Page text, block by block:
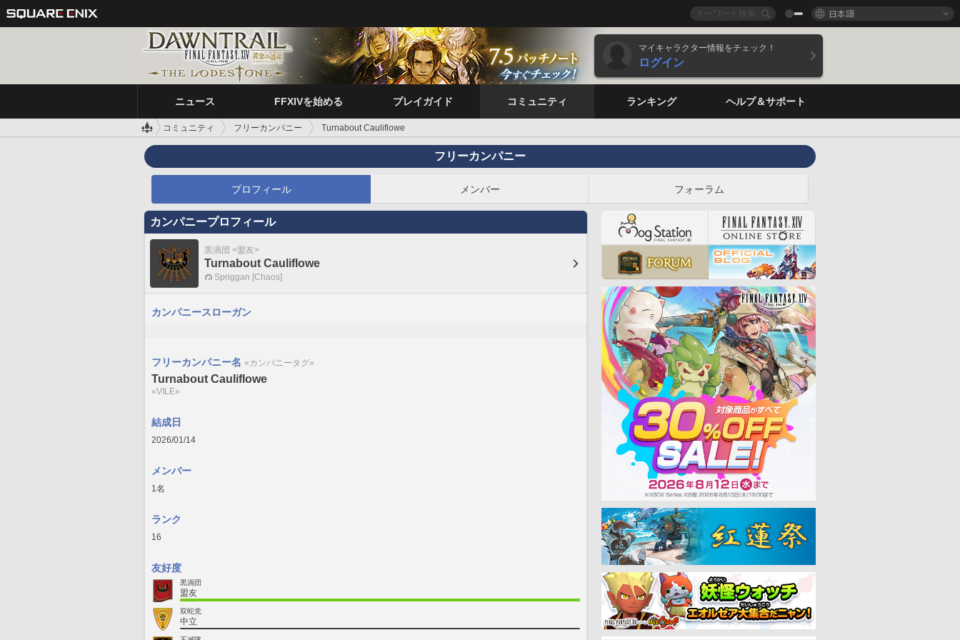
日本語
マイキャラクター情報をチェック！
ログイン
ニュース FFXIVを始める プレイガイド コミュニティ ランキング ヘルプ＆サポート
コミュニティ フリーカンパニー Turnabout Cauliflowe
フリーカンパニー
プロフィール メンバー フォーラム
カンパニープロフィール
黒渦団 <盟友>
Turnabout Cauliflowe
Spriggan [Chaos]
カンパニースローガン
フリーカンパニー名 «カンパニータグ»
Turnabout Cauliflowe
«VILE»
結成日
2026/01/14
メンバー
1名
ランク
16
友好度
黒渦団
盟友
双蛇党
中立